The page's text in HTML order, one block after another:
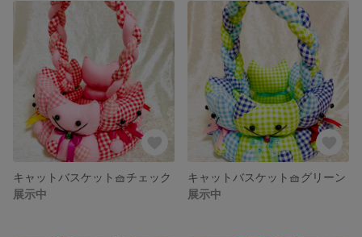
キャットバスケット🧺チェック
展示中
キャットバスケット🧺グリーン
展示中